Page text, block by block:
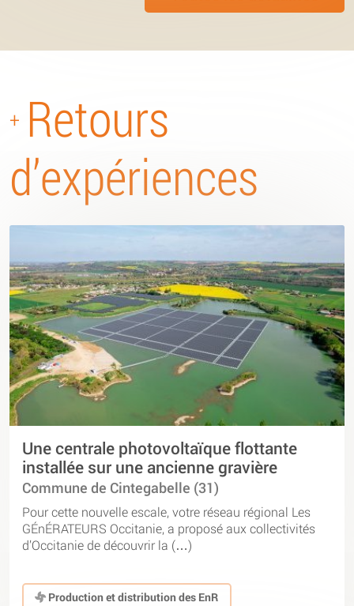
+ Retours
d’expériences
Une centrale photovoltaïque flottante
installée sur une ancienne gravière
Commune de Cintegabelle (31)
Pour cette nouvelle escale, votre réseau régional Les
GÉnÉRATEURS Occitanie, a proposé aux collectivités
d’Occitanie de découvrir la (…)
Production et distribution des EnR